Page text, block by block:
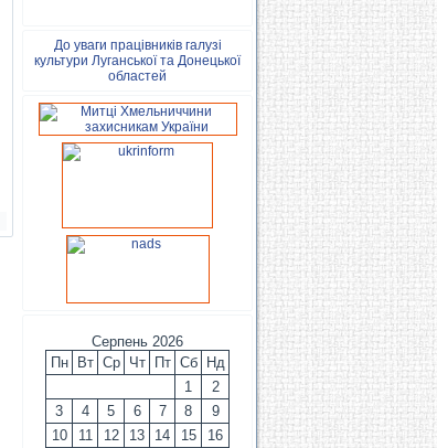
До уваги працівників галузі
культури Луганської та Донецької
областей
Серпень 2026
Пн
Вт Ср Чт Пт Сб
Нд
1
2
3
4 5 6 7 8
9
10
11 12 13 14 15
16